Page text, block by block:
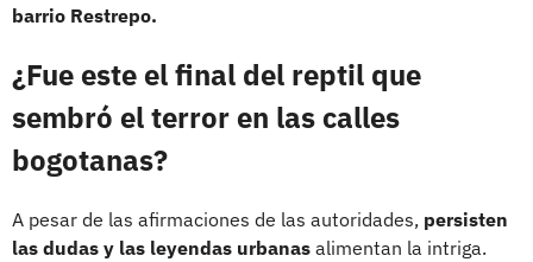
barrio Restrepo.
¿Fue este el final del reptil que
sembró el terror en las calles
bogotanas?
A pesar de las afirmaciones de las autoridades, persisten
las dudas y las leyendas urbanas alimentan la intriga.